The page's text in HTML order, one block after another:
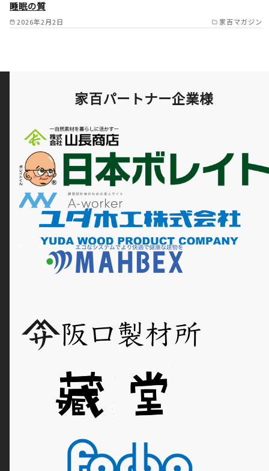
2026年2月2日 家百マガジン
睡眠の質
家百パートナー企業様